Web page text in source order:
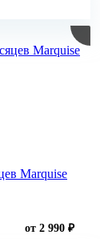
Marquise
от 2 990 ₽